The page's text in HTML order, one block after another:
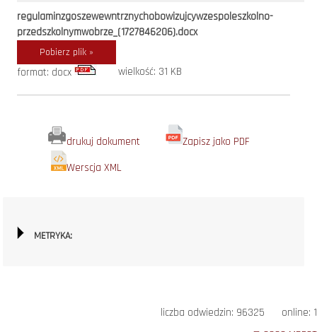
regulaminzgoszewewntrznychobowizujcywzespoleszkolno-
przedszkolnymwobrze_(1727846206).docx
Pobierz plik »
format: docx wielkość: 31 KB
drukuj dokument
Zapisz jako PDF
Werscja XML
METRYKA:
liczba odwiedzin: 96325 online: 1